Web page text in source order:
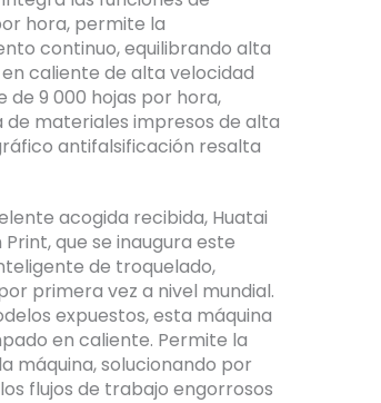
hora, permite la
continuo, equilibrando alta
caliente de alta velocidad
9 000 hojas por hora,
materiales impresos de alta
antifalsificación resalta
acogida recibida, Huatai
que se inaugura este
de troquelado,
primera vez a nivel mundial.
expuestos, esta máquina
en caliente. Permite la
máquina, solucionando por
flujos de trabajo engorrosos